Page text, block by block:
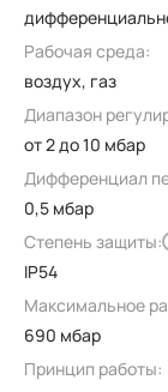
Рабочая среда:
воздух, газ
Диапазон
от 2 до 10 мбар
Дифференциал
0,5 мбар
Степень защиты:
IP54
Максимальное
690 мбар
Принцип работы: